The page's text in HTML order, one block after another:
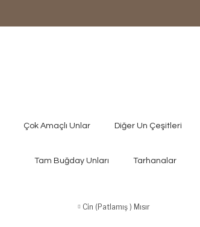
Çok Amaçlı Unlar Diğer Un Çeşitleri
Tam Buğday Unları Tarhanalar
Cin (Patlamış ) Mısır